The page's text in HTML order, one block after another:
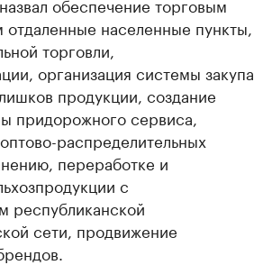
населенные пункты,
торговли,
организация системы закупа
продукции, создание
придорожного сервиса,
распределительных
переработке и
с
республиканской
сети, продвижение